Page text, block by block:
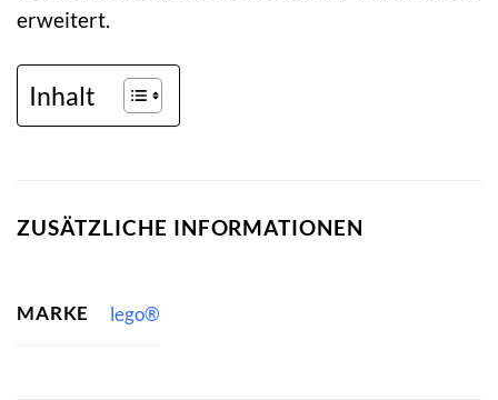
erweitert.
Inhalt
ZUSÄTZLICHE INFORMATIONEN
MARKE lego®